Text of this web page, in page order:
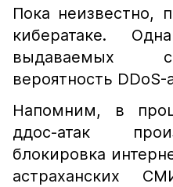
Пока неизвестно,
кибератаке.
выдаваемых
вероятность DDoS-
Напомним, в
ддос-атак
блокировка
астраханских